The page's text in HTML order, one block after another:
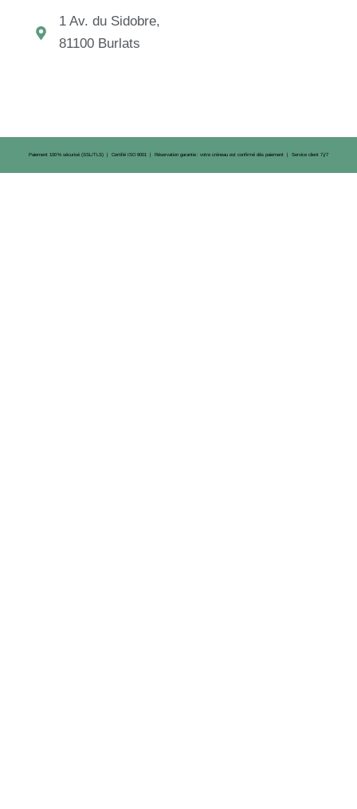
1 Av. du Sidobre,
81100 Burlats
Paiement 100 % sécurisé (SSL/TLS) | Certifié ISO 9001 | Réservation garantie : votre créneau est confirmé dès paiement | Service client 7 j/7